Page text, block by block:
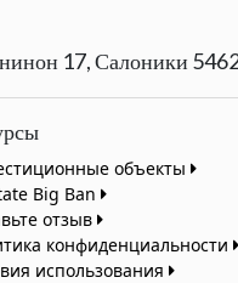
17, Салоники
объекты
Big Ban
отзыв
конфиденциальности
использования